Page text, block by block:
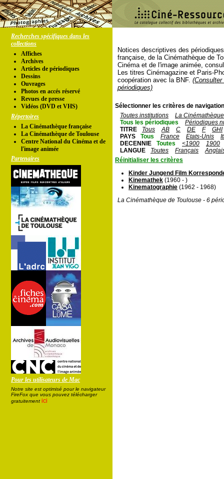
Recherches spécifiques dans les
collections
Affiches
Archives
Articles de périodiques
Dessins
Ouvrages
Photos en accés réservé
Revues de presse
Vidéos (DVD et VHS)
Répertoires
La Cinémathèque française
La Cinémathèque de Toulouse
Centre National du Cinéma et de
l'image animée
Partenaires
Pour les utilisateurs de Mac
Notre site est optimisé pour le navigateur
FireFox que vous pouvez télécharger
gratuitement ici
Notices descriptives des
française, de la Cinémathèque de
Cinéma et de l'image animée,
Les titres Cinémagazine et Paris-
coopération avec la BNF.
périodiques)
Sélectionner les critères de
Toutes institutions
La
Tous les périodiques
Périodiques
TITRE
Tous AB C DE F
GHI
PAYS
Tous France Etats-Unis
DECENNIE
Toutes <1900
1900
LANGUE
Toutes Français
Réinitialiser les critères
Kinder Jungend Film
Kinemathek (1960 - )
Kinematographie (1962 - 1968)
La Cinémathèque de Toulouse - 6